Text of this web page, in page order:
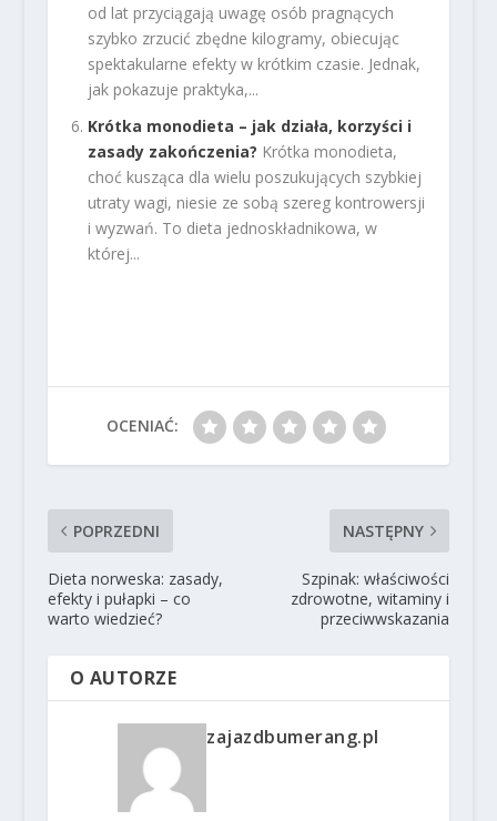
od lat przyciągają uwagę osób pragnących
szybko zrzucić zbędne kilogramy, obiecując
spektakularne efekty w krótkim czasie. Jednak,
jak pokazuje praktyka,...
Krótka monodieta – jak działa, korzyści i
zasady zakończenia? Krótka monodieta,
choć kusząca dla wielu poszukujących szybkiej
utraty wagi, niesie ze sobą szereg kontrowersji
i wyzwań. To dieta jednoskładnikowa, w
której...
OCENIAĆ:
POPRZEDNI
Dieta norweska: zasady,
efekty i pułapki – co
warto wiedzieć?
NASTĘPNY
Szpinak: właściwości
zdrowotne, witaminy i
przeciwwskazania
O AUTORZE
zajazdbumerang.pl